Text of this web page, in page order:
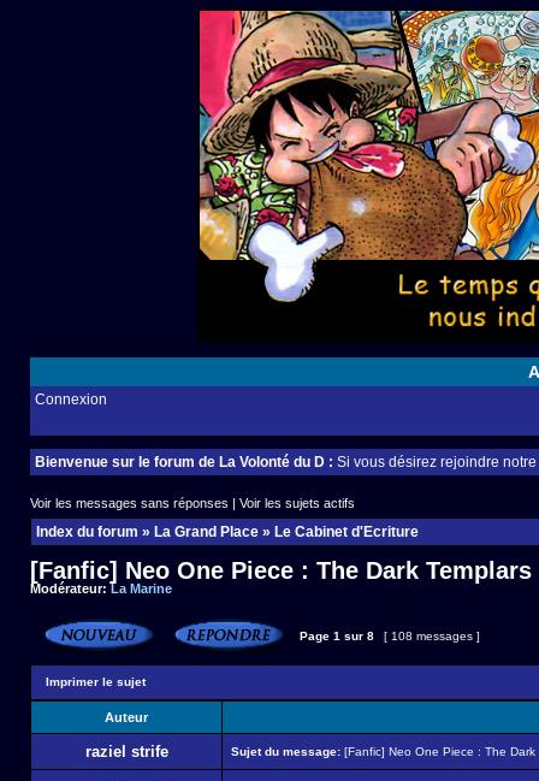
Connexion
Bienvenue sur le forum de La Volonté du D : Si vous désirez rejoindre
Voir les messages sans réponses | Voir les sujets actifs
Index du forum » La Grand Place » Le Cabinet d'Ecriture
[Fanfic] Neo One Piece : The Dark
Modérateur:La Marine
Page 1 sur 8 [ 108 messages ]
Imprimer le sujet
Auteur
raziel strife Sujet du message: [Fanfic] Neo One Piece : The Dark